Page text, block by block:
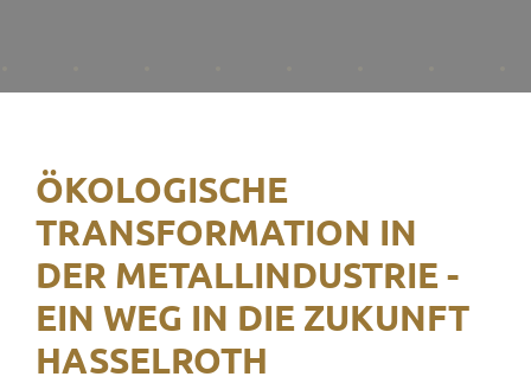
ÖKOLOGISCHE
TRANSFORMATION IN
DER METALLINDUSTRIE -
EIN WEG IN DIE ZUKUNFT
HASSELROTH